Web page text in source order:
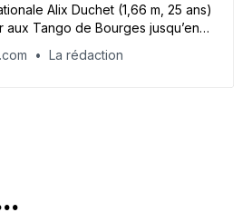
Alix Duchet (1,66 m, 25 ans)
aux Tango de Bourges jusqu’en
La rédaction